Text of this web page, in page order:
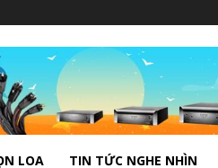
LOA TIN TỨC NGHE NHÌN